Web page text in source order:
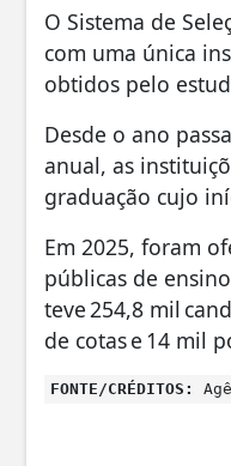
O Sistema de
com uma única
obtidos pelo
Desde o ano
anual, as
graduação cujo
Em 2025, foram
públicas de
teve 254,8 mil
de cotas e 14 mil
FONTE/CRÉDITOS: